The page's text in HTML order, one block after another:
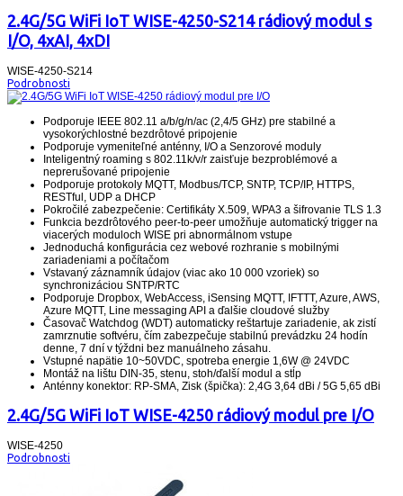
2.4G/5G WiFi IoT WISE-4250-S214 rádiový modul s
I/O, 4xAI, 4xDI
WISE-4250-S214
Podrobnosti
Podporuje IEEE 802.11 a/b/g/n/ac (2,4/5 GHz) pre stabilné a
vysokorýchlostné bezdrôtové pripojenie
Podporuje vymeniteľné anténny, I/O a Senzorové moduly
Inteligentný roaming s 802.11k/v/r zaisťuje bezproblémové a
neprerušované pripojenie
Podporuje protokoly MQTT, Modbus/TCP, SNTP, TCP/IP, HTTPS,
RESTful, UDP a DHCP
Pokročilé zabezpečenie: Certifikáty X.509, WPA3 a šifrovanie TLS 1.3
Funkcia bezdrôtového peer-to-peer umožňuje automatický trigger na
viacerých moduloch WISE pri abnormálnom vstupe
Jednoduchá konfigurácia cez webové rozhranie s mobilnými
zariadeniami a počítačom
Vstavaný záznamník údajov (viac ako 10 000 vzoriek) so
synchronizáciou SNTP/RTC
Podporuje Dropbox, WebAccess, iSensing MQTT, IFTTT, Azure, AWS,
Azure MQTT, Line messaging API a ďalšie cloudové služby
Časovač Watchdog (WDT) automaticky reštartuje zariadenie, ak zistí
zamrznutie softvéru, čím zabezpečuje stabilnú prevádzku 24 hodín
denne, 7 dní v týždni bez manuálneho zásahu.
Vstupné napätie 10~50VDC, spotreba energie 1,6W @ 24VDC
Montáž na lištu DIN-35, stenu, stoh/ďalší modul a stĺp
Anténny konektor: RP-SMA, Zisk (špička): 2,4G 3,64 dBi / 5G 5,65 dBi
2.4G/5G WiFi IoT WISE-4250 rádiový modul pre I/O
WISE-4250
Podrobnosti